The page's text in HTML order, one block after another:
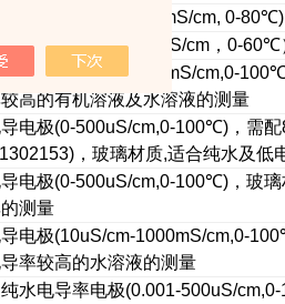
(10us/cm-200mS/cm, 0-80℃)
导电极（0.01-500uS/cm ，0-60℃
电极(10uS/cm-500mS/cm,0-100
高的有机溶液及水溶液的测量
电极(0-500uS/cm,0-100℃) ，需配
，玻璃材质,适合纯水及低
电极(0-500uS/cm,0-100℃) ，玻
测量
电极(10uS/cm-1000mS/cm,0-100
率较高的水溶液的测量
水电导率电极(0.001-500uS/cm,0-